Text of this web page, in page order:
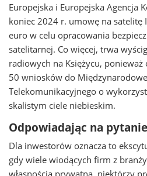
Europejska i Europejska Agencja
koniec 2024 r. umowę na satelitę
euro w celu opracowania
satelitarnej. Co więcej, trwa
radiowych na Księżycu, ponieważ
50 wniosków do
Telekomunikacyjnego o
skalistym ciele niebieskim.
Odpowiadając na pytanie
Dla inwestorów oznacza to
gdy wiele wiodących firm z